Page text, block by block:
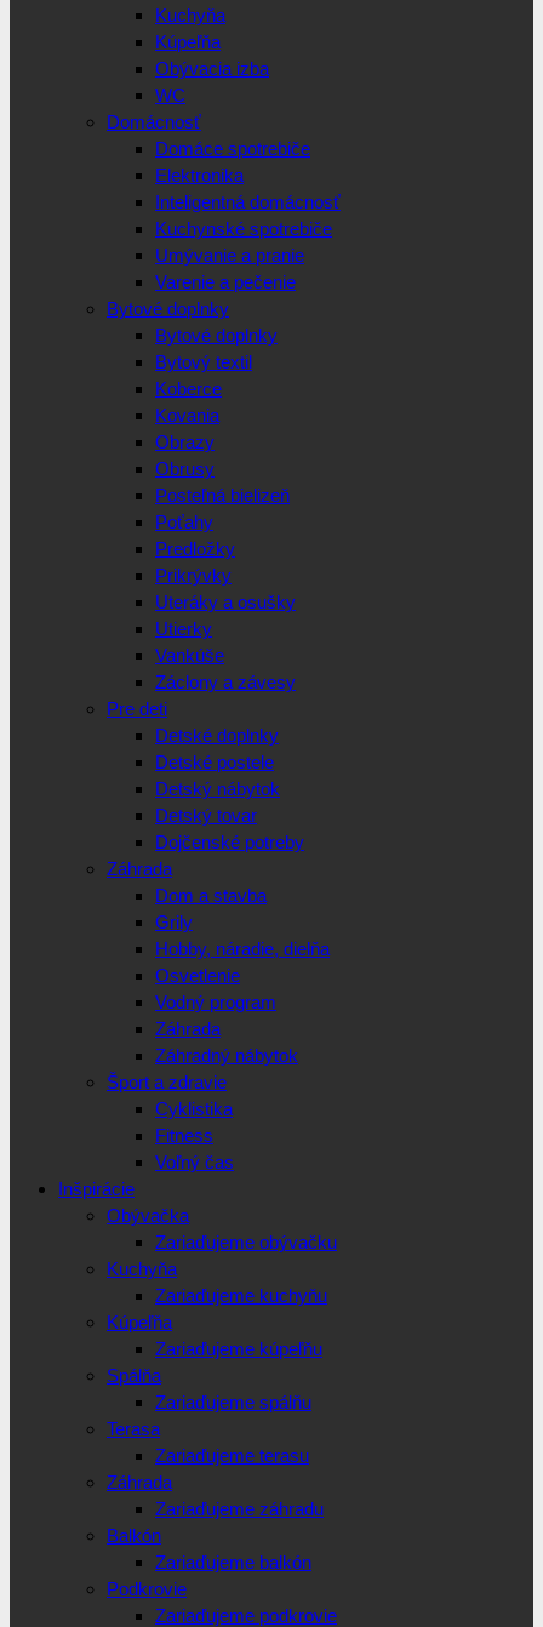
Kuchyňa
Kúpeľňa
Obývacia izba
WC
Domácnosť
Domáce spotrebiče
Elektronika
Inteligentná domácnosť
Kuchynské spotrebiče
Umývanie a pranie
Varenie a pečenie
Bytové doplnky
Bytové doplnky
Bytový textil
Koberce
Kovania
Obrazy
Obrusy
Posteľná bielizeň
Poťahy
Predložky
Prikrývky
Uteráky a osušky
Utierky
Vankúše
Záclony a závesy
Pre deti
Detské doplnky
Detské postele
Detský nábytok
Detský tovar
Dojčenské potreby
Záhrada
Dom a stavba
Grily
Hobby, náradie, dielňa
Osvetlenie
Vodný program
Záhrada
Záhradný nábytok
Šport a zdravie
Cyklistika
Fitness
Voľný čas
Inšpirácie
Obývačka
Zariaďujeme obývačku
Kuchyňa
Zariaďujeme kuchyňu
Kúpeľňa
Zariaďujeme kúpeľňu
Spálňa
Zariaďujeme spálňu
Terasa
Zariaďujeme terasu
Záhrada
Zariaďujeme záhradu
Balkón
Zariaďujeme balkón
Podkrovie
Zariaďujeme podkrovie